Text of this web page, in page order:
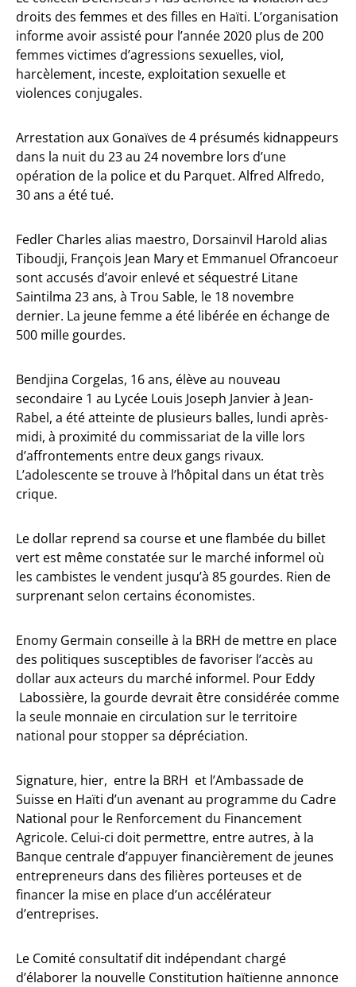
droits des femmes et des filles en Haïti. L’organisation
informe avoir assisté pour l’année 2020 plus de 200
femmes victimes d’agressions sexuelles, viol,
harcèlement, inceste, exploitation sexuelle et
violences conjugales.
Arrestation aux Gonaïves de 4 présumés kidnappeurs
dans la nuit du 23 au 24 novembre lors d’une
opération de la police et du Parquet. Alfred Alfredo,
30 ans a été tué.
Fedler Charles alias maestro, Dorsainvil Harold alias
Tiboudji, François Jean Mary et Emmanuel Ofrancoeur
sont accusés d’avoir enlevé et séquestré Litane
Saintilma 23 ans, à Trou Sable, le 18 novembre
dernier. La jeune femme a été libérée en échange de
500 mille gourdes.
Bendjina Corgelas, 16 ans, élève au nouveau
secondaire 1 au Lycée Louis Joseph Janvier à Jean-
Rabel, a été atteinte de plusieurs balles, lundi après-
midi, à proximité du commissariat de la ville lors
d’affrontements entre deux gangs rivaux.
L’adolescente se trouve à l’hôpital dans un état très
crique.
Le dollar reprend sa course et une flambée du billet
vert est même constatée sur le marché informel où
les cambistes le vendent jusqu’à 85 gourdes. Rien de
surprenant selon certains économistes.
Enomy Germain conseille à la BRH de mettre en place
des politiques susceptibles de favoriser l’accès au
dollar aux acteurs du marché informel. Pour Eddy
Labossière, la gourde devrait être considérée comme
la seule monnaie en circulation sur le territoire
national pour stopper sa dépréciation.
Signature, hier, entre la BRH et l’Ambassade de
Suisse en Haïti d’un avenant au programme du Cadre
National pour le Renforcement du Financement
Agricole. Celui-ci doit permettre, entre autres, à la
Banque centrale d’appuyer financièrement de jeunes
entrepreneurs dans des filières porteuses et de
financer la mise en place d’un accélérateur
d’entreprises.
Le Comité consultatif dit indépendant chargé
d’élaborer la nouvelle Constitution haïtienne annonce